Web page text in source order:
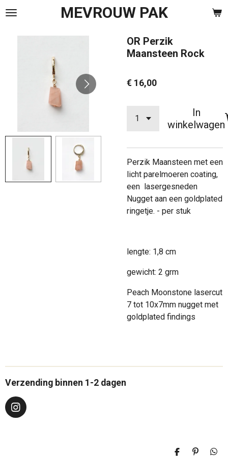
Ga
naar
hoofdinhoud
MEVROUW PAK
OR Perzik
Maansteen Rock
€ 16,00
In
winkelwagen
Perzik Maansteen met een
licht parelmoeren coating,
een lasergesneden
Nugget aan een goldplated
ringetje. - per stuk
lengte: 1,8 cm
gewicht: 2 grm
Peach Moonstone lasercut
7 tot 10x7mm nugget met
goldplated findings
Verzending binnen 1-2 dagen
I
n